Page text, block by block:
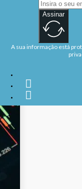
Assinar
A sua informação está